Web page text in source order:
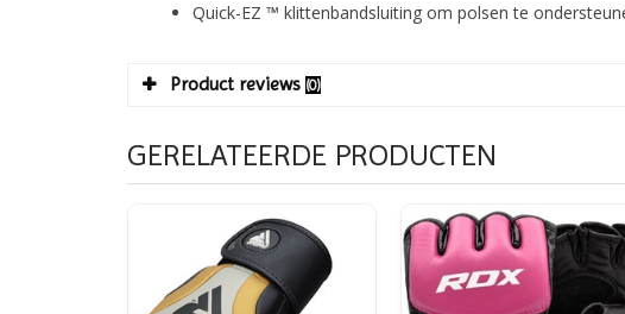
Quick-EZ ™ klittenbandsluiting om polsen te
Product reviews (0)
GERELATEERDE PRODUCTEN